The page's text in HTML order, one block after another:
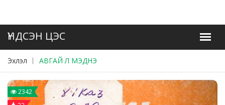
Эхлэл АВГАЙ Л МЭДНЭ
2342